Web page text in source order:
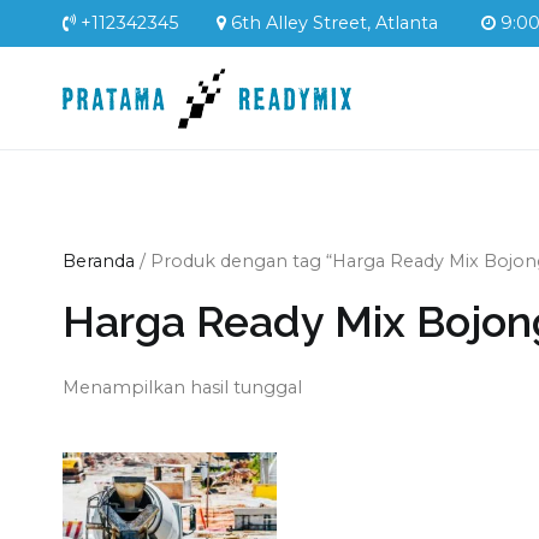
ke
+112342345 6th Alley Street, Atlanta
Beranda / Produk dengan tag “Harga Ready Mix
Harga Ready Mix
Menampilkan hasil tunggal